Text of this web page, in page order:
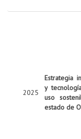
2025
Estrategia
y
uso
estado de